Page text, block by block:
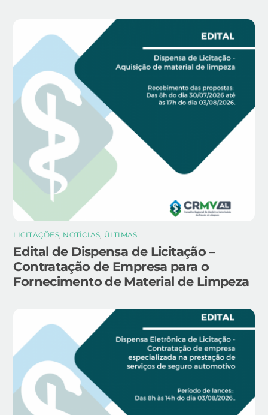
LICITAÇÕES, NOTÍCIAS, ÚLTIMAS
Edital de Dispensa de Licitação –
Contratação de Empresa para o
Fornecimento de Material de Limpeza